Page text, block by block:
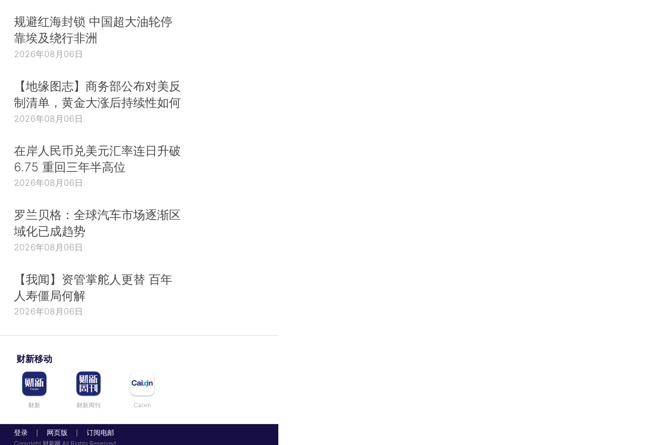
规避红海封锁 中国超大油轮停
靠埃及绕行非洲
2026年08月06日
【地缘图志】商务部公布对美反
制清单，黄金大涨后持续性如何
2026年08月06日
在岸人民币兑美元汇率连日升破
6.75 重回三年半高位
2026年08月06日
罗兰贝格：全球汽车市场逐渐区
域化已成趋势
2026年08月06日
【我闻】资管掌舵人更替 百年
人寿僵局何解
2026年08月06日
财新移动
财新 财新周刊 Caixin
登录 网页版 订阅电邮
Copyright 财新网 All Rights Reserved